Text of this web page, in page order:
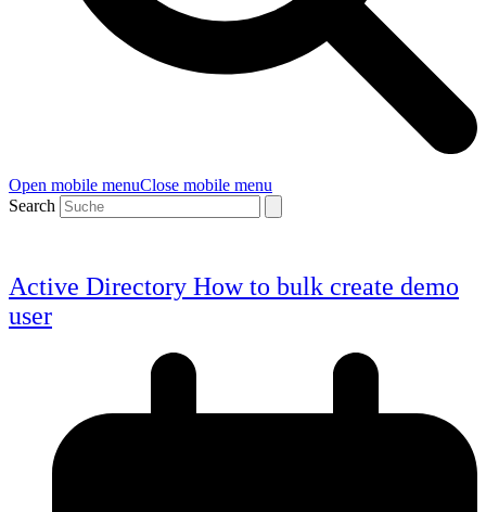
Open mobile menuClose mobile menu
Search
Active Directory How to bulk create demo
user